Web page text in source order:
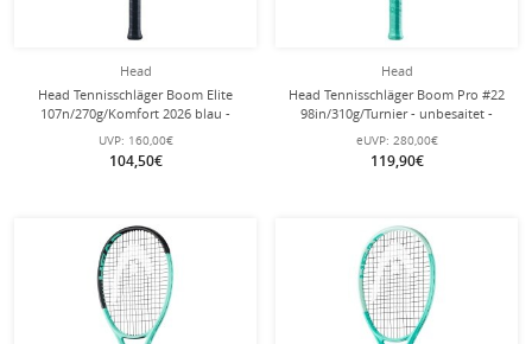
Head
Head Tennisschläger Boom Elite
107n/270g/Komfort 2026 blau -
besaitet -
UVP: 160,00€
104,50€
Head
Head Tennisschläger Boom Pro #22
98in/310g/Turnier - unbesaitet -
eUVP: 280,00€
119,90€